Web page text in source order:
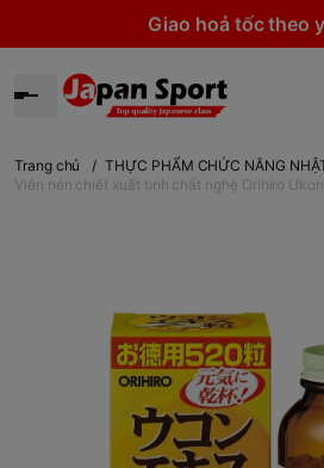
Giao hoả tốc theo
Trang chủ / THỰC PHẨM CHỨC NĂNG
Viên nén chiết xuất tinh chất nghệ Orihiro